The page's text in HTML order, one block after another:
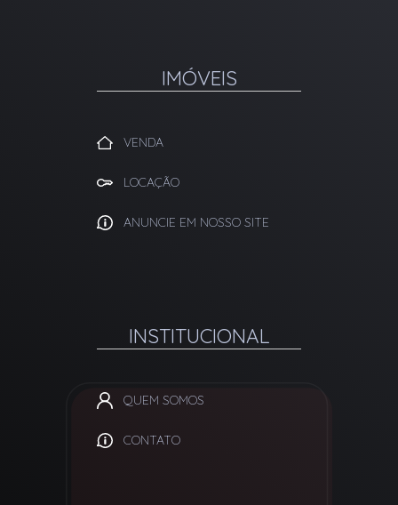
IMÓVEIS
VENDA
LOCAÇÃO
ANUNCIE EM NOSSO SITE
INSTITUCIONAL
QUEM SOMOS
CONTATO